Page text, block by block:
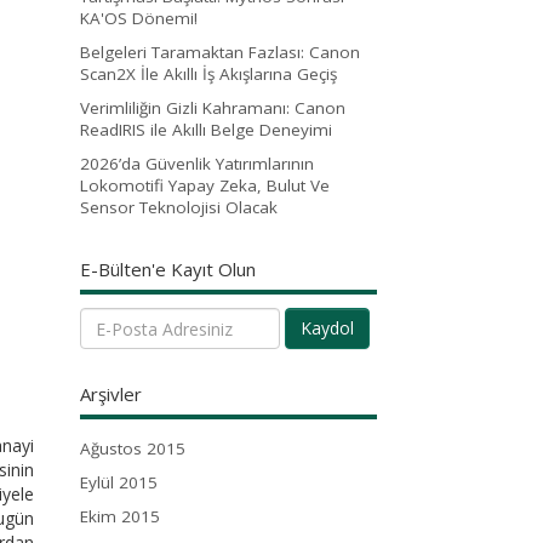
KA'OS Dönemi!
Belgeleri Taramaktan Fazlası: Canon
Scan2X İle Akıllı İş Akışlarına Geçiş
Verimliliğin Gizli Kahramanı: Canon
ReadIRIS ile Akıllı Belge Deneyimi
2026’da Güvenlik Yatırımlarının
Lokomotifi Yapay Zeka, Bulut Ve
Sensor Teknolojisi Olacak
E-Bülten'e Kayıt Olun
Kaydol
Arşivler
Ağustos 2015
Eylül 2015
Ekim 2015